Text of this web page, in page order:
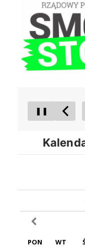
❚❚
poprzedni
PON WT